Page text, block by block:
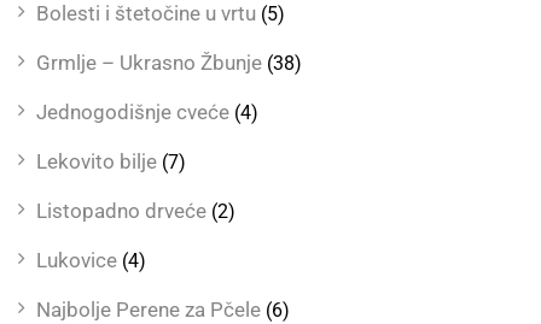
Bolesti i štetočine u vrtu (5)
Grmlje – Ukrasno Žbunje (38)
Jednogodišnje cveće (4)
Lekovito bilje (7)
Listopadno drveće (2)
Lukovice (4)
Najbolje Perene za Pčele (6)